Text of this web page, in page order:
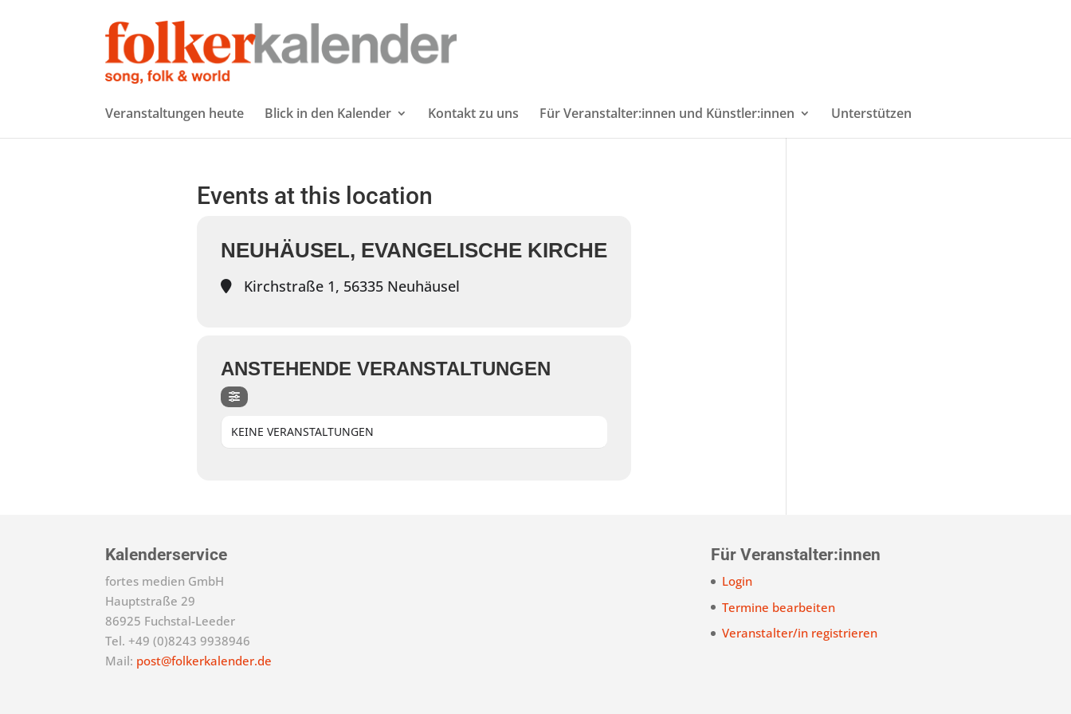
Veranstaltungen heute Blick in den Kalender Kontakt zu uns Für Veranstalter:innen und Künstler:innen Unterstützen
Events at this location
NEUHÄUSEL, EVANGELISCHE KIRCHE
Kirchstraße 1, 56335 Neuhäusel
ANSTEHENDE VERANSTALTUNGEN
KEINE VERANSTALTUNGEN
Kalenderservice
fortes medien GmbH
Hauptstraße 29
86925 Fuchstal-Leeder
Tel. +49 (0)8243 9938946
Mail: post@folkerkalender.de
Für Veranstalter:innen
Login
Termine bearbeiten
Veranstalter/in registrieren